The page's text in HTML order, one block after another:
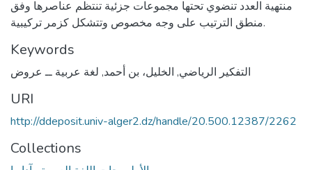
منتهية العدد تنضوي تحتها مجموعات جزئية تنتظم عناصرها وفق
منطق الترتيب على وجه مخصوص وتتشكل كزمر تركيبية.
Keywords
التفكير الرياضي, الخليل، بن أحمد, لغة عربية ــ عروض
URI
http://ddeposit.univ-alger2.dz/handle/20.500.12387/2262
Collections